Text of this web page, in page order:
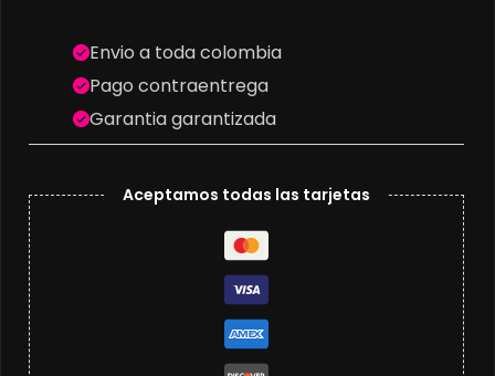
Envio a toda colombia
Pago contraentrega
Garantia garantizada
Aceptamos todas las tarjetas